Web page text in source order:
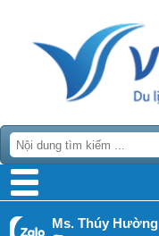
Ms. Thúy Hường